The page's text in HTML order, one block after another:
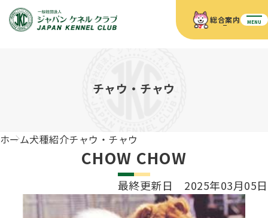
総合案内 MENU
血統証明書について
血統証明書の見かた
ドッグショー 競技会スケジュール
ドッグショー
新登録犬種のご紹介
JKC公認資格
「資格更新料の自動引落」のご利用について
刊行物のご案内
会員向け情報
ダウンロード FAQ
チャウ・チャウ
ホーム犬種紹介チャウ・チャウ
CHOW CHOW
最終更新日 2025年03月05日